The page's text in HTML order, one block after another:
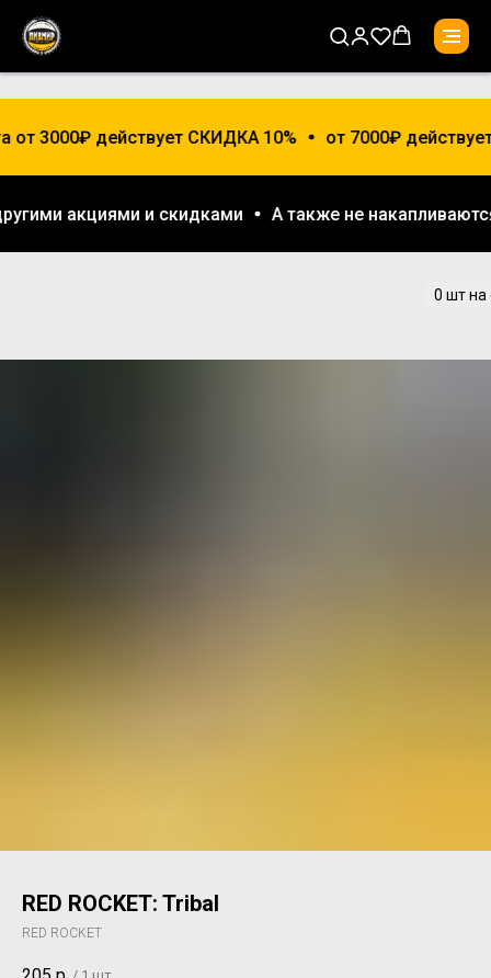
от 3000₽ действует СКИДКА 10% от 7000₽
акциями и скидками А также не
RED ROCKET: Tribal
RED ROCKET